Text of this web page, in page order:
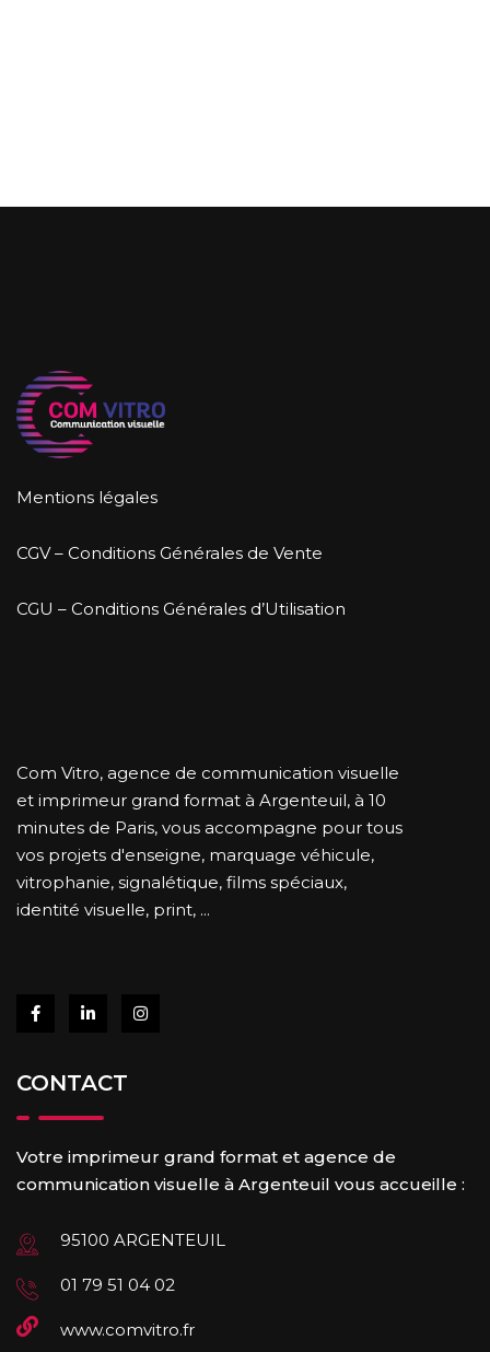
Mentions légales
CGV – Conditions Générales de Vente
CGU – Conditions Générales d’Utilisation
Com Vitro, agence de communication visuelle
et imprimeur grand format à Argenteuil, à 10
minutes de Paris, vous accompagne pour tous
vos projets d'enseigne, marquage véhicule,
vitrophanie, signalétique, films spéciaux,
identité visuelle, print, ...
CONTACT
Votre imprimeur grand format et agence de
communication visuelle à Argenteuil vous accueille :
95100 ARGENTEUIL
01 79 51 04 02
www.comvitro.fr